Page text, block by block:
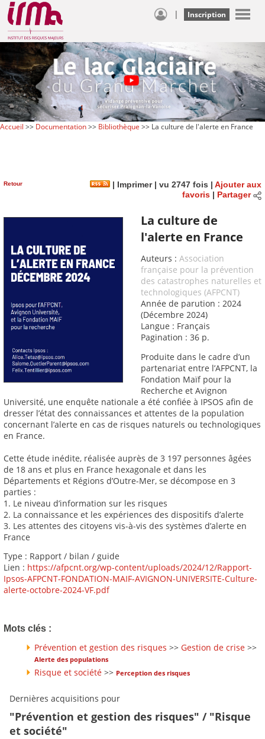
| Inscription
Accueil >> Documentation>> Bibliothèque >> La culture de l'alerte en France
Retour | Imprimer| vu 2747 fois | Ajouter aux
favoris| Partager
La culture de
l'alerte en France
Auteurs : Association
française pour la prévention
des catastrophes naturelles et
technologiques (AFPCNT)
Année de parution : 2024
(Décembre 2024)
Langue : Français
Pagination : 36 p.
Produite dans le cadre d’un
partenariat entre l’AFPCNT, la
Fondation Maïf pour la
Recherche et Avignon
Université, une enquête nationale a été confiée à IPSOS afin de
dresser l’état des connaissances et attentes de la population
concernant l’alerte en cas de risques naturels ou technologiques
en France.
Cette étude inédite, réalisée auprès de 3 197 personnes âgées
de 18 ans et plus en France hexagonale et dans les
Départements et Régions d’Outre-Mer, se décompose en 3
parties :
1. Le niveau d’information sur les risques
2. La connaissance et les expériences des dispositifs d’alerte
3. Les attentes des citoyens vis-à-vis des systèmes d’alerte en
France
Type : Rapport / bilan / guide
Lien : https://afpcnt.org/wp-content/uploads/2024/12/Rapport-
Ipsos-AFPCNT-FONDATION-MAIF-AVIGNON-UNIVERSITE-Culture-
alerte-octobre-2024-VF.pdf
Mots clés :
Prévention et gestion des risques >> Gestion de crise >>
Alerte des populations
Risque et société >> Perception des risques
Dernières acquisitions pour
"Prévention et gestion des risques" / "Risque
et société"